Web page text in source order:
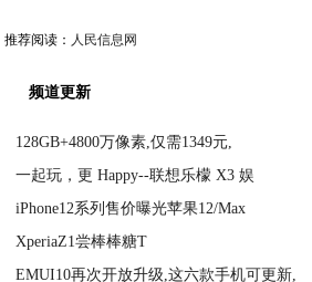
推荐阅读： 人民信息网
频道更新
128GB+4800万像素,仅需1349元,
一起玩，更 Happy--联想乐檬 X3 娱
iPhone12系列售价曝光苹果12/Max
XperiaZ1尝棒棒糖T
EMUI10再次开放升级,这六款手机可更新,